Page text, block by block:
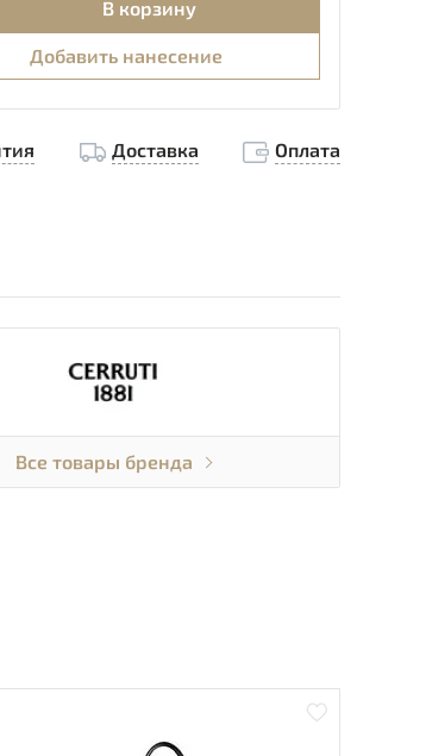
В корзину
Добавить нанесение
Доставка Оплата
Все товары бренда